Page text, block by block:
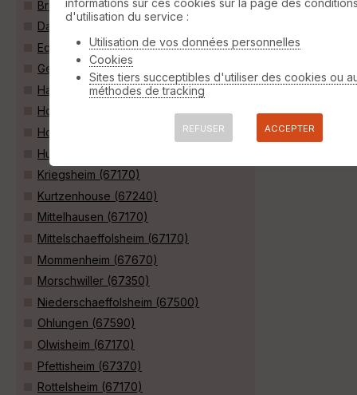
Brumath (67170)
Dauendorf (67350)
Eckwersheim (67550)
Geudertheim (67170)
Haguenau (67500)
Hochstett (67170)
Hoerdt (67720)
Huttendorf (67270)
Kriegsheim (67170)
Kurtzenhouse (67240)
Mittelhausen (67170)
Mittelschaeffolsheim (67170)
Mommenheim (67670)
Morschwiller (67350)
Niederschaeffolsheim (67500)
Ohlungen (67590)
Olwisheim (67170)
Pfettisheim (67370)
Rottelsheim (67170)
informations sur ces cookies sur la page des
d'utilisation du service :
Utilisation de vos données personnelles
Cookies
Sites tiers succeptibles d'utiliser des cookies ou
méthodes de tracking
REFUSER ACCEPTER